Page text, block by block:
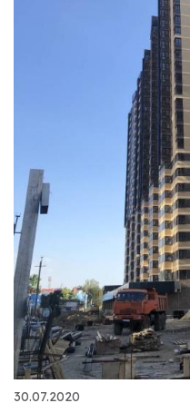
30.07.2020